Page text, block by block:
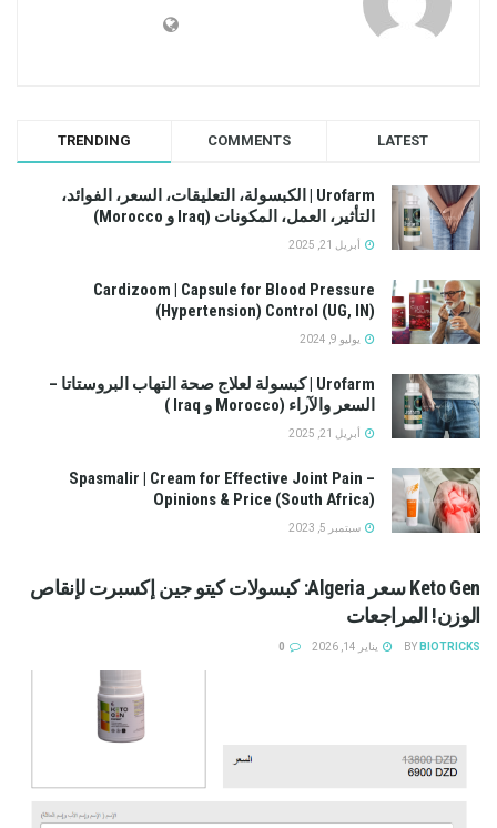
TRENDING COMMENTS LATEST
Urofarm | الكبسولة، التعليقات، السعر، الفوائد،
التأثير، العمل، المكونات (Iraq و Morocco)
أبريل 21, 2025
Cardizoom | Capsule for Blood Pressure
(Hypertension) Control (UG, IN)
يوليو 9, 2024
Urofarm | كبسولة لعلاج صحة التهاب البروستاتا –
السعر والآراء (Morocco و Iraq )
أبريل 21, 2025
Spasmalir | Cream for Effective Joint Pain –
Opinions & Price (South Africa)
سبتمبر 5, 2023
Keto Gen سعر Algeria: كبسولات كيتو جين إكسبرت لإنقاص
الوزن! المراجعات
BY BIOTRICKS يناير 14, 2026